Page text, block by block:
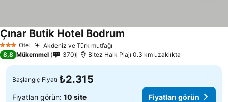
3 YıldızOtel Akdeniz ve Türk mutfağı
Çınar Butik Hotel Bodrum
8,8 Mükemmel 370 Bitez Halk Plajı 0.3 km uzaklıkta
Başlangıç Fiyatı ₺2.315
Fiyatları görün: 10 site Fiyatları görün